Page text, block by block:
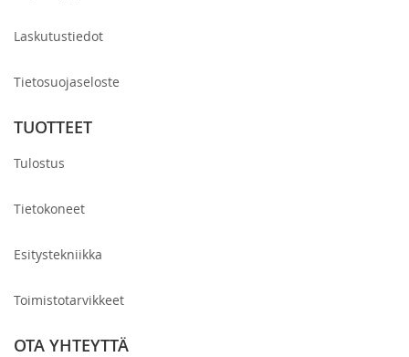
Laskutustiedot
Tietosuojaseloste
TUOTTEET
Tulostus
Tietokoneet
Esitystekniikka
Toimistotarvikkeet
OTA YHTEYTTÄ